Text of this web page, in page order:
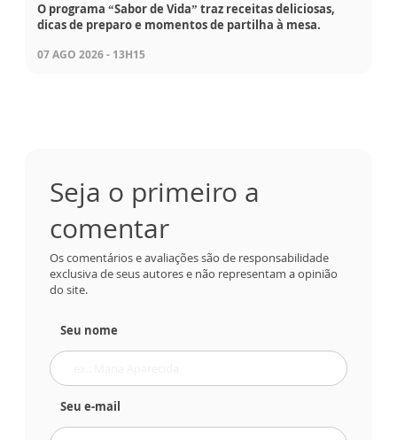
O programa “Sabor de Vida” traz receitas deliciosas,
dicas de preparo e momentos de partilha à mesa.
07 AGO 2026 - 13H15
Seja o primeiro a
comentar
Os comentários e avaliações são de responsabilidade
exclusiva de seus autores e não representam a opinião
do site.
Seu nome
Seu e-mail